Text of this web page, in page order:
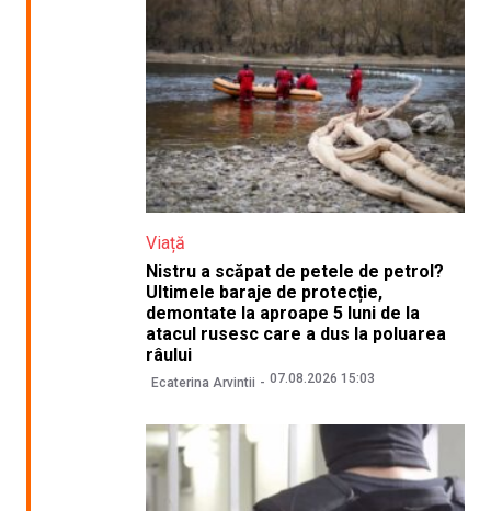
Viață
Nistru a scăpat de petele de petrol?
Ultimele baraje de protecție,
demontate la aproape 5 luni de la
atacul rusesc care a dus la poluarea
râului
Ecaterina Arvintii 07.08.2026 15:03